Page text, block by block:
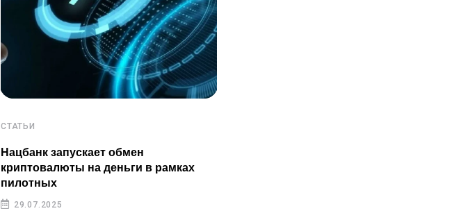
СТАТЬИ
Нацбанк запускает обмен
криптовалюты на деньги в рамках
пилотных
29.07.2025